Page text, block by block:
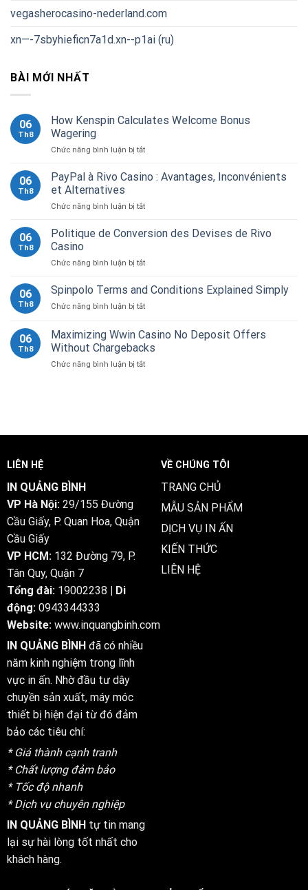
vegasherocasino-nederland.com
xn—-7sbyhieficn7a1d.xn--p1ai (ru)
BÀI MỚI NHẤT
06
Th8
How Kenspin Calculates Welcome Bonus
Wagering
Chức năng bình luận bị tắtở
Kenspin
Bonus
06
Th8
PayPal à Rivo Casino : Avantages, Inconvénients
et Alternatives
Chức năng bình luận bị tắtở
à
:
Inconvénients
Alternatives
06
Th8
Politique de Conversion des Devises de Rivo
Casino
Chức năng bình luận bị tắtở
de
des
de
Rivo
06
Th8
Spinpolo Terms and Conditions Explained Simply
Chức năng bình luận bị tắtở
Terms
and
Conditions
Explained
06
Th8
Maximizing Wwin Casino No Deposit Offers
Without Chargebacks
Chức năng bình luận bị tắtở
Offers
Chargebacks
LIÊN HỆ
IN QUẢNG BÌNH
VP Hà Nội: 29/155 Đường
Cầu Giấy, P. Quan Hoa, Quận
Cầu Giấy
VP HCM: 132 Đường 79, P.
Tân Quy, Quận 7
Tổng đài: 19002238 | Di
động: 0943344333
Website: www.inquangbinh.com
IN QUẢNG BÌNH đã có nhiều
năm kinh nghiệm trong lĩnh
vực in ấn. Nhờ đầu tư dây
chuyền sản xuất, máy móc
thiết bị hiện đại từ đó đảm
bảo các tiêu chí:
* Giá thành cạnh tranh
* Chất lượng đảm bảo
* Tốc độ nhanh
* Dịch vụ chuyên nghiệp
IN QUẢNG BÌNH tự tin mang
lại sự hài lòng tốt nhất cho
khách hàng.
VỀ CHÚNG TÔI
TRANG CHỦ
MẪU SẢN PHẨM
DỊCH VỤ IN ẤN
KIẾN THỨC
LIÊN HỆ